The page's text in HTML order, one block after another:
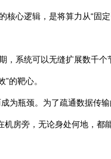
心逻辑，是将算力从“固定
系统可以无缝扩展数千
的靶心。
瓶颈。为了疏通数据传
房旁，无论身处何地，都